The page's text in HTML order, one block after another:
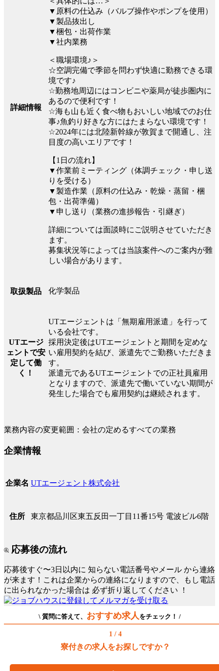
詳細情報
▼原料の仕込み（バルブ操作やポンプを使用）
▼製品抜出し
▼梱包・出荷作業
▼社内業務
＜職場環境♪＞
☆空調完備で季節を問わず快適に勤務できる環
境です♪
☆勤務地周辺にはコンビニや薬局が徒歩圏内に
あるので便利です！
☆海も山も近く食べ物もおいしい地域でのお仕
事♪魚釣り好きな方にはたまらない環境です！
☆2024年には北陸新幹線が敦賀まで開通し、注
目度の高いエリアです！
【1日の流れ】
▼作業前ミーティング（体調チェック・申し送
りを受ける）
▼製造作業（原料の仕込み・乾燥・蒸留・梱
包・出荷準備）
▼申し送り（業務の進捗報告・引継ぎ）
詳細については面談時にご説明させていただき
ます。
募集状況等によっては当該案件へのご案内が難
しい場合があります。
取扱製品 化学製品
UTエージ
ェントで安
定して働
く！
UTエージェントは「無期雇用派遣」を行って
いる会社です。
採用決定後はUTエージェントと期間を定めな
い雇用契約を結び、派遣先でご勤務いただきま
す。
派遣元であるUTエージェントでの正社員雇用
となりますので、派遣先で働いていない期間が
発生した場合でも雇用契約は継続されます。
業務内容の変更範囲：会社の定めるすべての業務
企業情報
企業名 UTエージェント株式会社
住所 東京都品川区東五反田一丁目11番15号 電波ビル6階
応募後の流れ
応募後すぐ〜3日以内に 知らない電話番号やメール から連絡
が来ます！これは企業からの連絡になりますので、もし電話
に出られなかった場合は 必ず折り返してください ！
\ 質問に答えて、 おすすめ求人をチェック！ /
1 / 4
寮付きの求人をお探しですか？